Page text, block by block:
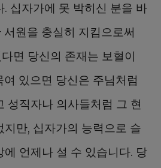
. 십자가에 못 박히신 분을 바
원을 충실히 지킴으로써
면 당신의 존재는 보혈이
있으면 당신은 주님처럼
성직자나 의사들처럼 그 현
만, 십자가의 능력으로 슬
에 언제나 설 수 있습니다. 당